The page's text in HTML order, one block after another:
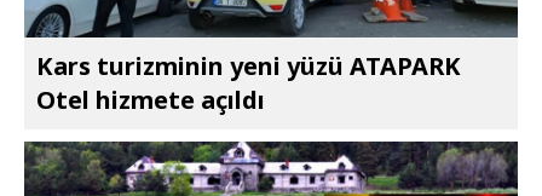
Kars turizminin yeni yüzü ATAPARK
Otel hizmete açıldı